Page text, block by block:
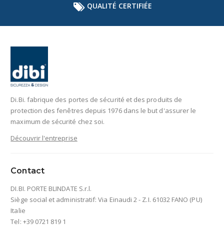
QUALITÉ CERTIFIÉE
Di.Bi. fabrique des portes de sécurité et des produits de
protection des fenêtres depuis 1976 dans le but d'assurer le
maximum de sécurité chez soi.
Découvrir l'entreprise
Contact
DI.BI. PORTE BLINDATE S.r.l.
Siège social et administratif: Via Einaudi 2 - Z.I. 61032 FANO (PU)
Italie
Tel: +39 0721 819 1